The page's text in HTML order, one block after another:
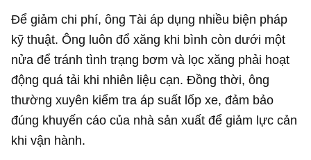
Để giảm chi phí, ông Tài áp dụng nhiều biện pháp
kỹ thuật. Ông luôn đổ xăng khi bình còn dưới một
nửa để tránh tình trạng bơm và lọc xăng phải hoạt
động quá tải khi nhiên liệu cạn. Đồng thời, ông
thường xuyên kiểm tra áp suất lốp xe, đảm bảo
đúng khuyến cáo của nhà sản xuất để giảm lực cản
khi vận hành.